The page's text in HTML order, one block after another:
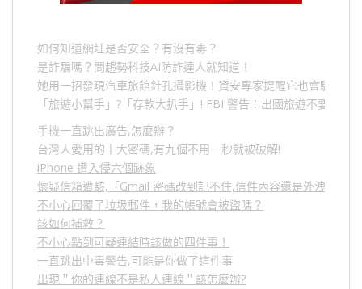
如何知道網址是否安全？有沒有毒？
是詐騙嗎？問趨勢科技AI防詐達人就知道！
她用一招發現汽車旅館針孔攝影機！資安專家提醒它也會駭人成
「旅遊小幫手」 ? 「存款大扒手」 ! FBI 警告：出國旅遊不要做的
手機一直跳出廣告,怎麼辦？
台灣人愛用的十大密碼,有九個不用一秒就被破解!
iPhone 遭入侵六個跡象
懷疑信箱遭駭,「Gmail 密碼改到記不住,信件內容還是外洩？」,
不小心回覆了垃圾郵件，我的帳號會被盜嗎？
該如何補救？
不小心點到可疑連結時該做的四件事！
一直跳出中毒警告,可能是你做了這件事
出現＂你的連線不是私人連線＂該怎麼辦?